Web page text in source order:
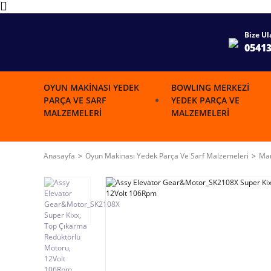
Bize
OYUN MAKINASI YEDEK
PARÇA VE SARF
MALZEMELERI
BOWLING MERKEZI
YEDEK PARÇA VE
MALZEMELERI
Anasayfa Oyun Makinası Yedek Parça Ve Sarf Malzemeleri